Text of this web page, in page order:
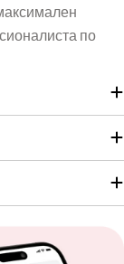
по